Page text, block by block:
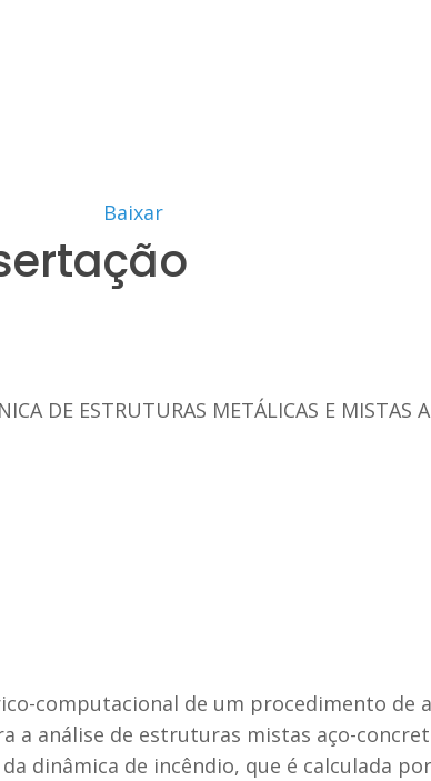
Baixar
DE ESTRUTURAS METÁLICAS E MISTAS
computacional de um procedimento de
a análise de estruturas mistas aço-
dinâmica de incêndio, que é calculada